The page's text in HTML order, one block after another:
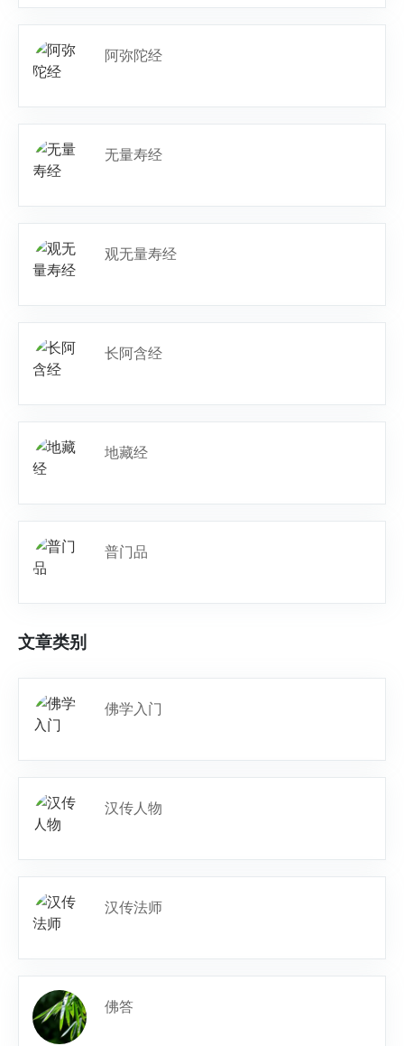
阿弥陀经
无量寿经
观无量寿经
长阿含经
地藏经
普门品
文章类别
佛学入门
汉传人物
汉传法师
佛答